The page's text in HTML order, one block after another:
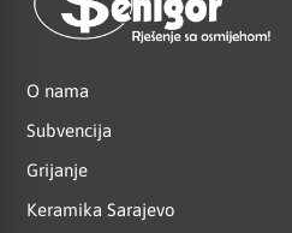
O nama
Subvencija
Grijanje
Keramika Sarajevo